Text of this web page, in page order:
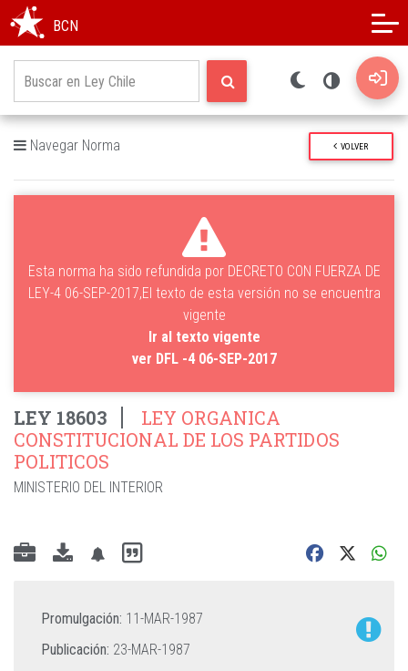
BCN
Navegar Norma VOLVER
Esta norma ha sido refundida por DECRETO CON FUERZA DE
LEY-4 06-SEP-2017,El texto de esta versión no se encuentra
vigente
Ir al texto vigente
ver DFL -4 06-SEP-2017
LEY 18603
LEY ORGANICA
CONSTITUCIONAL DE LOS PARTIDOS
POLITICOS
MINISTERIO DEL INTERIOR
Promulgación: 11-MAR-1987
Publicación: 23-MAR-1987